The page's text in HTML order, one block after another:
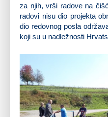
za njih, vrši radove na
radovi nisu dio projekta
dio redovnog posla
koji su u nadležnosti